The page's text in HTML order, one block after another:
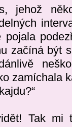
jehož
pojala
začíná být
zamíchala
Tak mi